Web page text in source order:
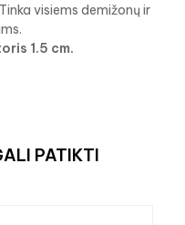
visiems demižonų ir
1.5 cm.
PATIKTI